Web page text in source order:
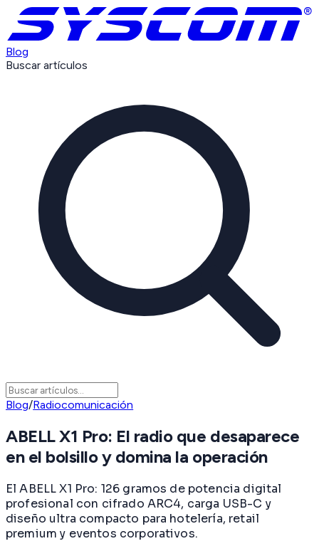
Blog
Buscar artículos
Blog/Radiocomunicación
ABELL X1 Pro: El radio que desaparece
en el bolsillo y domina la operación
El ABELL X1 Pro: 126 gramos de potencia digital
profesional con cifrado ARC4, carga USB-C y
diseño ultra compacto para hotelería, retail
premium y eventos corporativos.